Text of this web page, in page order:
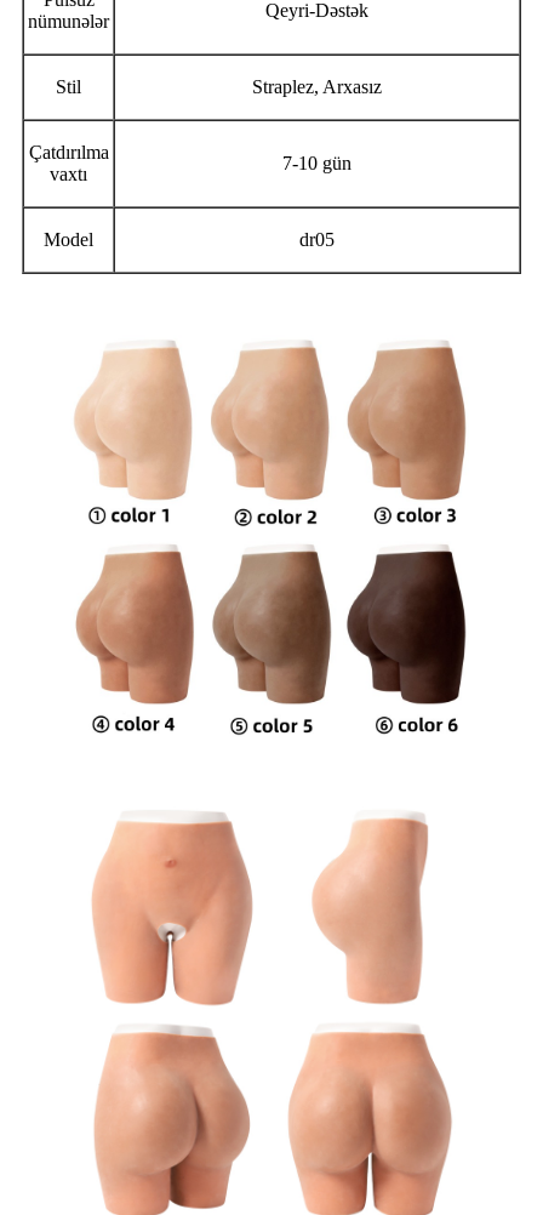
nümunələr
Qeyri-Dəstək
Stil Straplez, Arxasız
Çatdırılma
vaxtı
7-10 gün
Model dr05